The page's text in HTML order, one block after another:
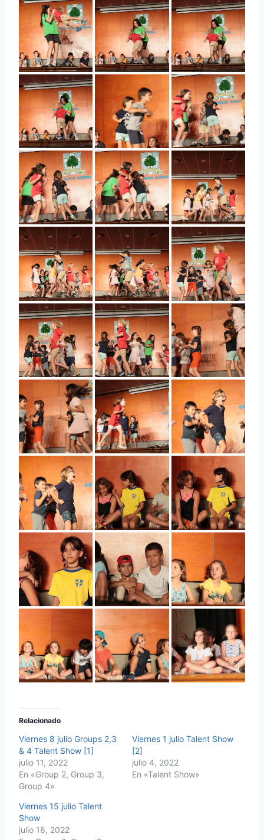
Relacionado
Viernes 8 julio Groups 2,3
& 4 Talent Show [1]
julio 11, 2022
En «Group 2, Group 3,
Group 4»
Viernes 1 julio Talent Show
[2]
julio 4, 2022
En «Talent Show»
Viernes 15 julio Talent
Show
julio 18, 2022